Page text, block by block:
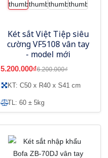
Két sắt Việt Tiệp siêu
cường VF5108 vân tay
- model mới
5.200.000₫6.200.000₫
KT: C50 x R40 x S41 cm
TL: 60 ± 5kg